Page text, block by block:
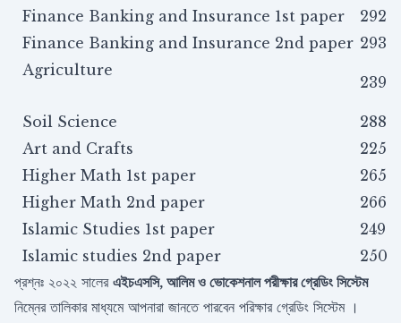
Finance Banking and Insurance 1st paper
292
Finance Banking and Insurance 2nd paper 293
Agriculture
239
Soil Science
288
Art and Crafts
225
Higher Math 1st paper
265
Higher Math 2nd paper
266
Islamic Studies 1st paper
249
Islamic studies 2nd paper
250
প্রশ্নঃ ২০২২ সালের এইচএসসি, আলিম ও ভোকেশনাল পরীক্ষার গ্রেডিং সিস্টেম
নিম্নের তালিকার মাধ্যমে আপনারা জানতে পারবেন পরিক্ষার গ্রেডিং সিস্টেম ।